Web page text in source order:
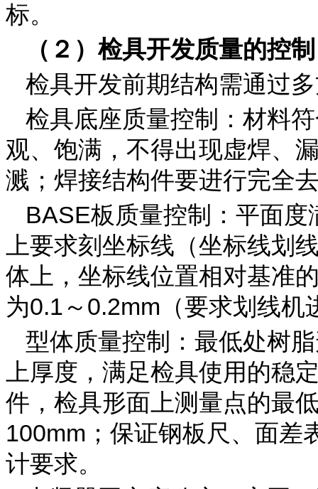
标。
（２）检具开发质量的控制
检具开发前期结构需通过
检具底座质量控制：材料
观、饱满，不得出现虚焊、
溅；焊接结构件要进行完全
BASE板质量控制：平面
上要求刻坐标线（坐标线划
体上，坐标线位置相对基准
为0.1～0.2mm（要求划线机
型体质量控制：最低处树
上厚度，满足检具使用的稳
件，检具形面上测量点的最
100mm；保证钢板尺、面差
计要求。